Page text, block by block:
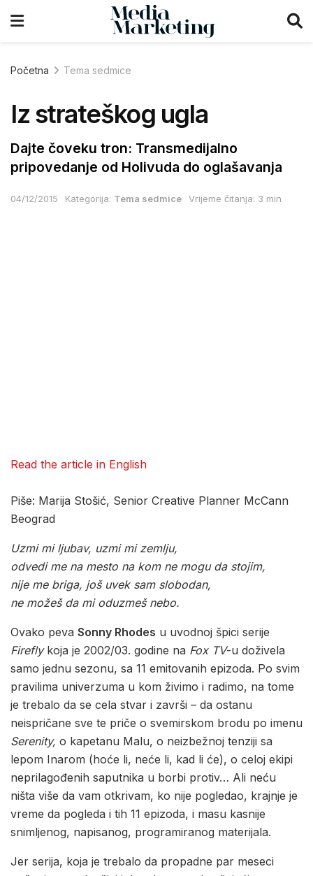
Početna Tema sedmice
Iz strateškog ugla
Dajte čoveku tron: Transmedijalno
pripovedanje od Holivuda do oglašavanja
04/12/2015 Kategorija: Tema sedmice Vrijeme čitanja: 3 min
Read the article in English
Piše: Marija Stošić, Senior Creative Planner McCann
Beograd
Uzmi mi ljubav, uzmi mi zemlju,
odvedi me na mesto na kom ne mogu da stojim,
nije me briga, još uvek sam slobodan,
ne možeš da mi oduzmeš nebo.
Ovako peva Sonny Rhodes u uvodnoj špici serije
Fireflykoja je 2002/03. godine na Fox TV-u doživela
samo jednu sezonu, sa 11 emitovanih epizoda. Po svim
pravilima univerzuma u kom živimo i radimo, na tome
je trebalo da se cela stvar i završi – da ostanu
neispričane sve te priče o svemirskom brodu po imenu
Serenity, o kapetanu Malu, o neizbežnoj tenziji sa
lepom Inarom (hoće li, neće li, kad li će), o celoj ekipi
neprilagođenih saputnika u borbi protiv… Ali neću
ništa više da vam otkrivam, ko nije pogledao, krajnje je
vreme da pogleda i tih 11 epizoda, i masu kasnije
snimljenog, napisanog, programiranog materijala.
Jer serija, koja je trebalo da propadne par meseci